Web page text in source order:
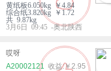
黄纸板6.050kg ￥4.84
综合纸3.820kg ￥1.72
共 9.87kg
3月6日 09:45 -奥北陕西
哎呀
A20002121
￥2.95